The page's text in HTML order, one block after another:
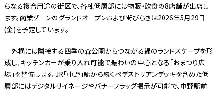
らなる複合用途の街区で、各棟低層部には物販・飲食の8店舗が出店し
ます。商業ゾーンのグランドオープンおよび街びらきは2026年5月29日
(金)を予定しています。
外構には隣接する四季の森公園からつながる緑のランドスケープを形
成し、キッチンカーが乗り入れ可能で賑わいの中心となる「おまつり広
場」を整備します。JR「中野」駅から続くペデストリアンデッキを含めた低
層部にはデジタルサイネージやバナーフラッグ掲示が可能で、中野駅前